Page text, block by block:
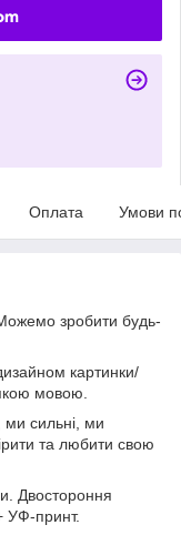
Оплата Умови
Можемо зробити будь-
картинки/
мовою.
ми сильні, ми
та любити свою
Двостороння
УФ-принт.